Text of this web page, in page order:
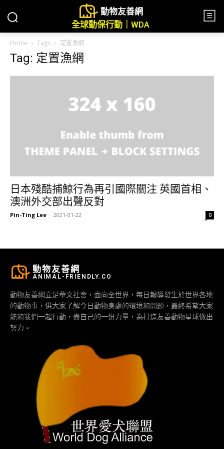
動物友善網
全球動保行動｜WDA
Home Tags 定置漁網
Tag: 定置漁網
日本殘酷捕鯨行為再引國際關注 英國首相、
澳洲外交部出聲反對
Pin-Ting Lee - 2021-01-22 0
動物友善網
ANIMAL-FRIENDLY.CO
動物友善網立足華文社會，面向全世界，每日報導發生於世界各地
的動物事，供大家了解今日動物身處的環境和問題，最終希望大家
能和我們一起行動，盡自己的一份力量，為打造友善動物星球做出
努力。